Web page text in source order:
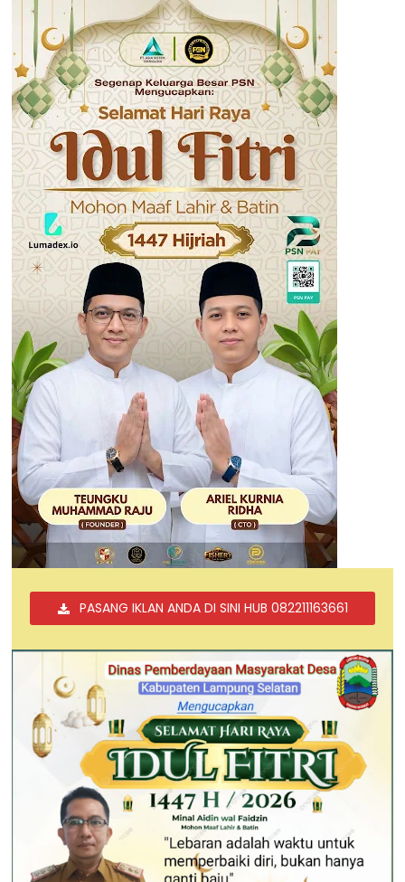
PASANG IKLAN ANDA DI SINI HUB 082211163661